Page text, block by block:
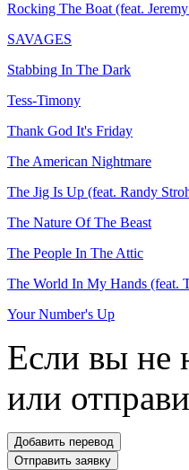
Rocking The Boat (feat.
SAVAGES
Stabbing In The Dark
Tess-Timony
Thank God It's Friday
The American Nightmare
The Jig Is Up (feat. Randy
The Nature Of The Beast
The People In The Attic
The World In My Hands (feat.
Your Number's Up
Если вы не
или